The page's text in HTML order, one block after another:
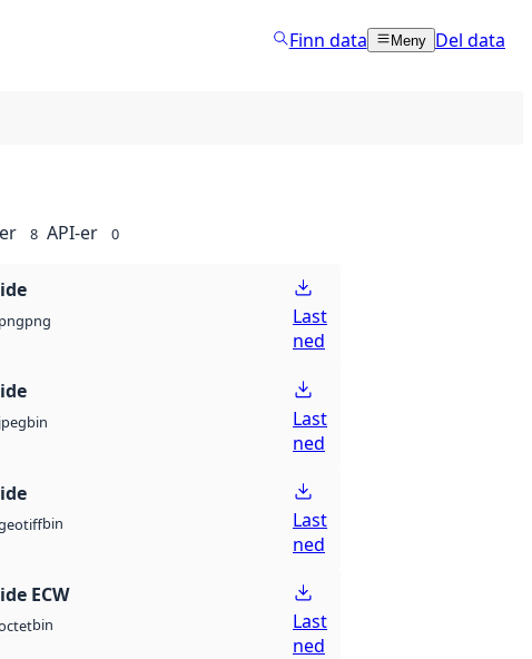
Finn data Meny Del data
8 API-er 0
pngpng
Last
ned
jpegbin
Last
ned
bin
Last
ned
ECW
bin
Last
ned